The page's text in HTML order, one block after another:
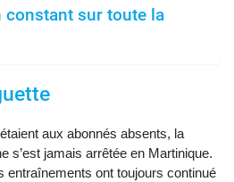
constant sur toute la
aux abonnés absents, la
s’est jamais arrêtée en Martinique.
entraînements ont toujours continué